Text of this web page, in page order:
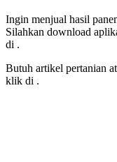
Ingin menjual hasil
Silahkan download
di .
Butuh artikel pertanian
klik di .